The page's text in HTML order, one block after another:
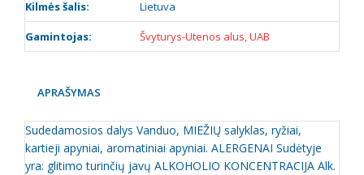
Kilmės šalis: Lietuva
Gamintojas: Švyturys-Utenos alus, UAB
APRAŠYMAS
Sudedamosios dalys Vanduo, MIEŽIŲ salyklas, ryžiai,
kartieji apyniai, aromatiniai apyniai. ALERGENAI Sudėtyje
yra: glitimo turinčių javų ALKOHOLIO KONCENTRACIJA Alk.